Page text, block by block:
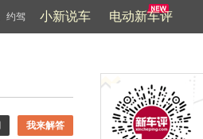
约驾 小新说车 电动新车评
我来解答